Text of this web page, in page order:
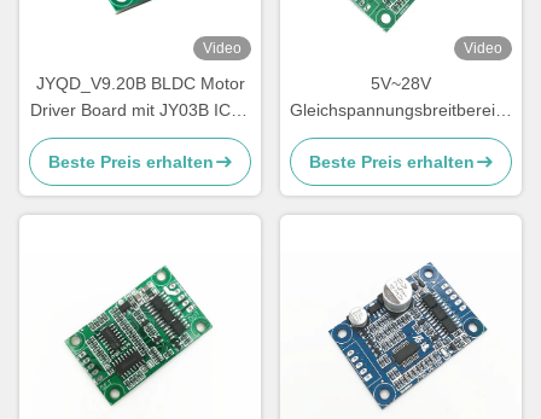
Video
JYQD_V9.20B BLDC Motor
Driver Board mit JY03B IC 9-
30V 6A Sensorloser
Bürstenloser
Gleichstromsteuerung mit
PWM und Analogsteuerung
Beste Preis erhalten
Video
5V~28V
Gleichspannungsbreitbereich
Bürstenloser Motorregler 5A
Treiberbrett für keinen Hall
BLDC-Motor
Beste Preis erhalten